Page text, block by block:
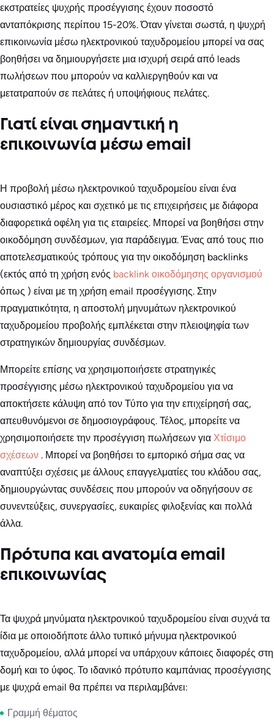
εκστρατείες ψυχρής προσέγγισης έχουν ποσοστό
ανταπόκρισης περίπου 15-20%. Όταν γίνεται σωστά, η ψυχρή
επικοινωνία μέσω ηλεκτρονικού ταχυδρομείου μπορεί να σας
βοηθήσει να δημιουργήσετε μια ισχυρή σειρά από leads
πωλήσεων που μπορούν να καλλιεργηθούν και να
μετατραπούν σε πελάτες ή υποψήφιους πελάτες.
Γιατί είναι σημαντική η
επικοινωνία μέσω email
Η προβολή μέσω ηλεκτρονικού ταχυδρομείου είναι ένα
ουσιαστικό μέρος και σχετικό με τις επιχειρήσεις με διάφορα
διαφορετικά οφέλη για τις εταιρείες. Μπορεί να βοηθήσει στην
οικοδόμηση συνδέσμων, για παράδειγμα. Ένας από τους πιο
αποτελεσματικούς τρόπους για την οικοδόμηση backlinks
(εκτός από τη χρήση ενός backlink οικοδόμησης οργανισμού
όπως ) είναι με τη χρήση email προσέγγισης. Στην
πραγματικότητα, η αποστολή μηνυμάτων ηλεκτρονικού
ταχυδρομείου προβολής εμπλέκεται στην πλειοψηφία των
στρατηγικών δημιουργίας συνδέσμων.
Μπορείτε επίσης να χρησιμοποιήσετε στρατηγικές
προσέγγισης μέσω ηλεκτρονικού ταχυδρομείου για να
αποκτήσετε κάλυψη από τον Τύπο για την επιχείρησή σας,
απευθυνόμενοι σε δημοσιογράφους. Τέλος, μπορείτε να
χρησιμοποιήσετε την προσέγγιση πωλήσεων για Χτίσιμο
σχέσεων . Μπορεί να βοηθήσει το εμπορικό σήμα σας να
αναπτύξει σχέσεις με άλλους επαγγελματίες του κλάδου σας,
δημιουργώντας συνδέσεις που μπορούν να οδηγήσουν σε
συνεντεύξεις, συνεργασίες, ευκαιρίες φιλοξενίας και πολλά
άλλα.
Πρότυπα και ανατομία email
επικοινωνίας
Τα ψυχρά μηνύματα ηλεκτρονικού ταχυδρομείου είναι συχνά τα
ίδια με οποιοδήποτε άλλο τυπικό μήνυμα ηλεκτρονικού
ταχυδρομείου, αλλά μπορεί να υπάρχουν κάποιες διαφορές στη
δομή και το ύφος. Το ιδανικό πρότυπο καμπάνιας προσέγγισης
με ψυχρά email θα πρέπει να περιλαμβάνει:
Γραμμή θέματος